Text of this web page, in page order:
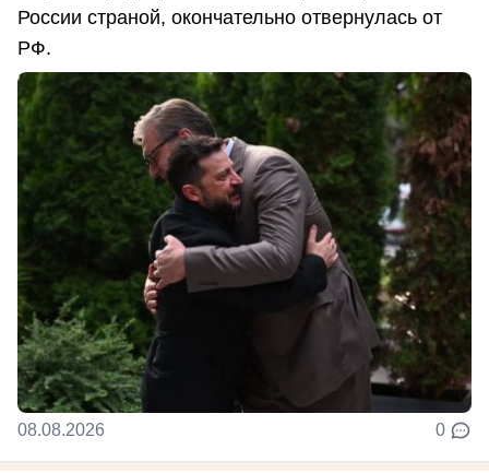
России страной, окончательно отвернулась от
РФ.
08.08.2026 0